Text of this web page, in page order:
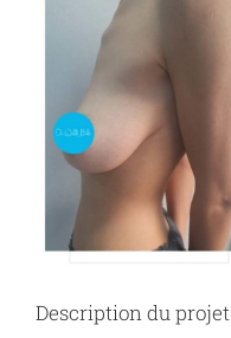
Description du projet